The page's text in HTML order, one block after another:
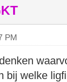
PM
bij welke